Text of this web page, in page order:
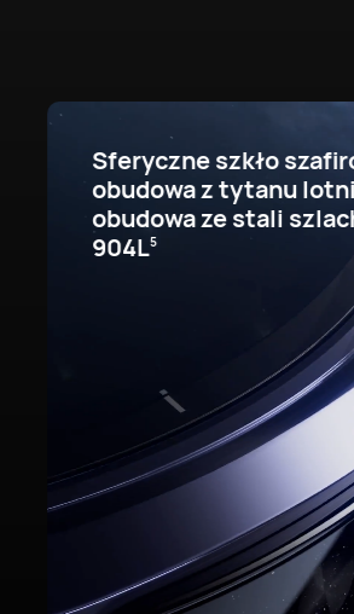
Sferyczne szkło
obudowa z tytanu
obudowa ze stali
904L5